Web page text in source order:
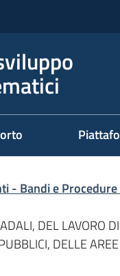
- Bandi e
DEL LAVORO
DELLE